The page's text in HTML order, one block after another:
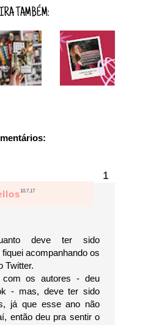
TAMBÉM:
10.7.17
deve ter sido
acompanhando os
Twitter.
os autores - deu
- mas, deve ter sido
já que esse ano não
então deu pra sentir o